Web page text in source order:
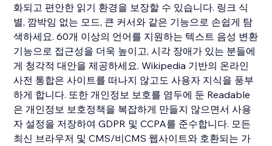
화되고 편안한 읽기 환경을 보장할 수 있습니다. 링크 식
별, 깜박임 없는 모드, 큰 커서와 같은 기능으로 손쉽게 탐
색하세요. 60개 이상의 언어를 지원하는 텍스트 음성 변환
기능으로 접근성을 더욱 높이고, 시각 장애가 있는 분들에
게 청각적 대안을 제공하세요. Wikipedia 기반의 온라인
사전 통합은 사이트를 떠나지 않고도 사용자 지식을 풍부
하게 합니다. 또한 개인정보 보호를 염두에 둔 Readable
은 개인정보 보호정책을 복잡하게 만들지 않으면서 사용
자 설정을 저장하여 GDPR 및 CCPA를 준수합니다. 모든
최신 브라우저 및 CMS/비CMS 웹사이트와 호환되는 가